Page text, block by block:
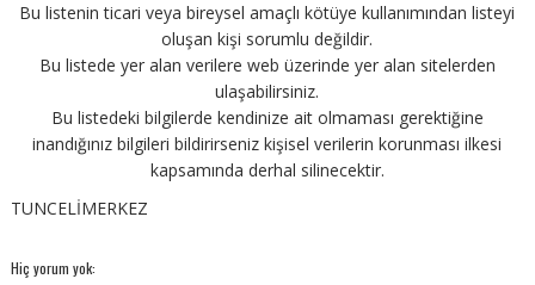
Bu listenin ticari veya bireysel amaçlı kötüye kullanımından listeyi
oluşan kişi sorumlu değildir.
Bu listede yer alan verilere web üzerinde yer alan sitelerden
ulaşabilirsiniz.
Bu listedeki bilgilerde kendinize ait olmaması gerektiğine
inandığınız bilgileri bildirirseniz kişisel verilerin korunması ilkesi
kapsamında derhal silinecektir.
TUNCELİMERKEZ
Hiç yorum yok: